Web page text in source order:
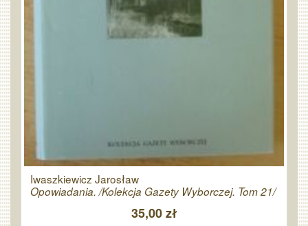
Iwaszkiewicz Jarosław
Opowiadania. /Kolekcja Gazety Wyborczej. Tom 21/
35,00 zł